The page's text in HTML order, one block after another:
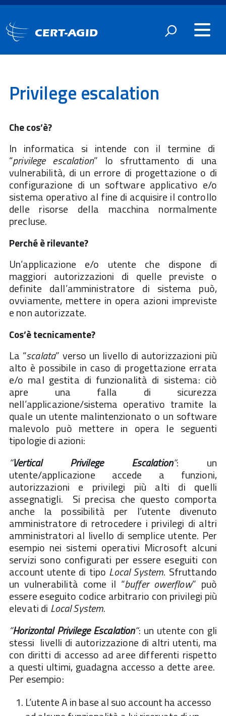
CERT-AGID
Privilege escalation
Che cos’è?
In informatica si intende con il termine di
“privilege escalation” lo sfruttamento di una
vulnerabilità, di un errore di progettazione o di
configurazione di un software applicativo e/o
sistema operativo al fine di acquisire il controllo
delle risorse della macchina normalmente
precluse.
Perché è rilevante?
Un’applicazione e/o utente che dispone di
maggiori autorizzazioni di quelle previste o
definite dall’amministratore di sistema può,
ovviamente, mettere in opera azioni impreviste
e non autorizzate.
Cos’è tecnicamente?
La “scalata” verso un livello di autorizzazioni più
alto è possibile in caso di progettazione errata
e/o mal gestita di funzionalità di sistema: ciò
apre una falla di sicurezza
nell’applicazione/sistema operativo tramite la
quale un utente malintenzionato o un software
malevolo può mettere in opera le seguenti
tipologie di azioni:
“Vertical Privilege Escalation“: un
utente/applicazione accede a funzioni,
autorizzazioni e privilegi più alti di quelli
assegnatigli. Si precisa che questo comporta
anche la possibilità per l’utente divenuto
amministratore di retrocedere i privilegi di altri
amministratori al livello di semplice utente. Per
esempio nei sistemi operativi Microsoft alcuni
servizi sono configurati per essere eseguiti con
account utente di tipo Local System. Sfruttando
un vulnerabilità come il “buffer owerflow” può
essere eseguito codice arbitrario con privilegi più
elevati di Local System.
“Horizontal Privilege Escalation“: un utente con gli
stessi livelli di autorizzazione di altri utenti, ma
con diritti di accesso ad aree differenti rispetto
a questi ultimi, guadagna accesso a dette aree.
Per esempio:
L’utente A in base al suo account ha accesso